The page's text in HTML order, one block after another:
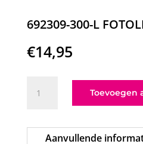
692309-300-L
€14,95
300-
Amelie
Toevoegen
Aanvullende